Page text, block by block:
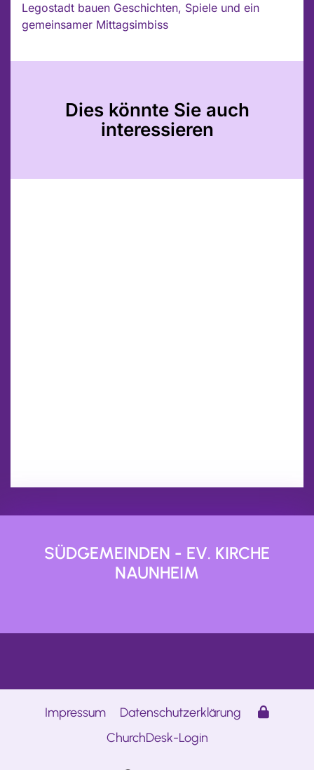
Legostadt bauen Geschichten, Spiele und ein
gemeinsamer Mittagsimbiss
Dies könnte Sie auch
interessieren
SÜDGEMEINDEN - EV. KIRCHE
NAUNHEIM
Impressum
Datenschutzerklärung
ChurchDesk-Login